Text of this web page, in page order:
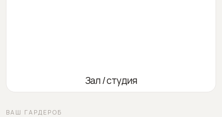
Зал / студия
ВАШ ГАРДЕРОБ